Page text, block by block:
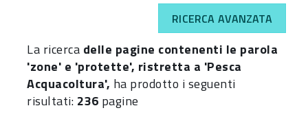
RICERCA AVANZATA
La ricerca delle pagine contenenti le parola
'zone' e 'protette', ristretta a 'Pesca
Acquacoltura', ha prodotto i seguenti
risultati: 236 pagine